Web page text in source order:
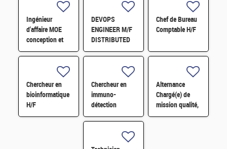
Particle Physics
H/F
Ingénieur
d'affaire MOE
conception et
réalisation
nucléaire H/F
DEVOPS
ENGINEER M/F
DISTRIBUTED
STO-
RAGE/PROCESSING
ARCHITECTURE
FOR SKA DATA
H/F
Chef de Bureau
Comptable H/F
Chercheur en
bioinformatique
H/F
Chercheur en
immuno-
détection
d'agents
Alternance
Chargé(e) de
mission qualité,
organisation et